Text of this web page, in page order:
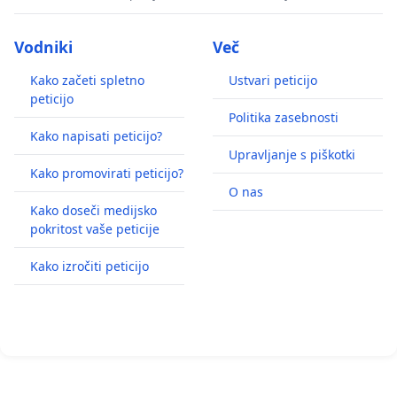
Vodniki
Kako začeti spletno
peticijo
Kako napisati peticijo?
Kako promovirati peticijo?
Kako doseči medijsko
pokritost vaše peticije
Kako izročiti peticijo
Več
Ustvari peticijo
Politika zasebnosti
Upravljanje s piškotki
O nas